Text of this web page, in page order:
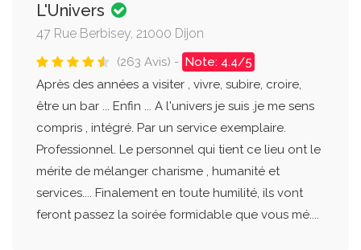
L'Univers
47 Rue Berbisey, 21000 Dijon
(263 Avis) - Note: 4.4/5
Après des années a visiter , vivre, subire, croire,
être un bar ... Enfin ... A l'univers je suis .je me sens
compris , intégré. Par un service exemplaire.
Professionnel. Le personnel qui tient ce lieu ont le
mérite de mélanger charisme , humanité et
services.... Finalement en toute humilité, ils vont
feront passez la soirée formidable que vous mé....